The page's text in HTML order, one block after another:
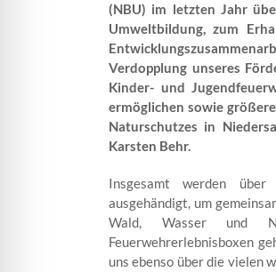
(NBU) im letzten Jahr
Umweltbildung, zum
Verdopplung unseres
Kinder- und
ermöglichen sowie
Naturschutzes in
Karsten Behr.
Insgesamt werden
ausgehändigt, um
Wald, Wasser und
Feuerwehrerlebnisboxen
uns ebenso über die vielen